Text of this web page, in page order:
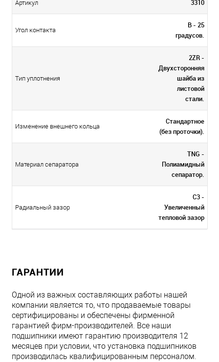
Артикул 3310
Угол контакта
В - 25
градусов.
Тип уплотнения
2ZR -
Двухсторонняя
шайба из
листовой
стали.
Изменение внешнего кольца
Стандартное
(без проточки).
Материал сепаратора
TNG -
Полиамидный
сепаратор.
Радиальный зазор
С3 -
Увеличенный
тепловой зазор
ГАРАНТИИ
Одной из важных составляющих работы нашей
компании является то, что продаваемые товары
сертифицированы и обеспечены фирменной
гарантией фирм-производителей. Все наши
подшипники имеют гарантию производителя 12
месяцев при условии, что установка подшипников
производилась квалифицированным персоналом.